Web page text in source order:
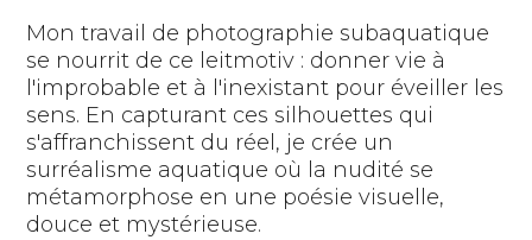
Mon travail de photographie subaquatique
se nourrit de ce leitmotiv : donner vie à
l'improbable et à l'inexistant pour éveiller les
sens. En capturant ces silhouettes qui
s'affranchissent du réel, je crée un
surréalisme aquatique où la nudité se
métamorphose en une poésie visuelle,
douce et mystérieuse.